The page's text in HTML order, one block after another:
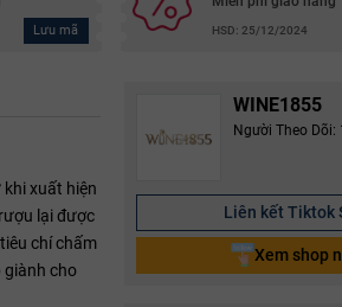
Lưu mã HSD: 25/12/2024
WINE1855
Người Theo Dõi:
Liên kết Tiktok
Xem shop
xuất hiện
lại được
chí chấm
giành cho